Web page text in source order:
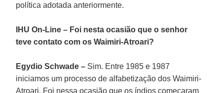
política adotada anteriormente.
IHU On-Line – Foi nesta ocasião que o senhor
teve contato com os Waimiri-Atroari?
Egydio Schwade – Sim. Entre 1985 e 1987
iniciamos um processo de alfabetização dos Waimiri-
Atroari. Foi nessa ocasião que os índios começaram